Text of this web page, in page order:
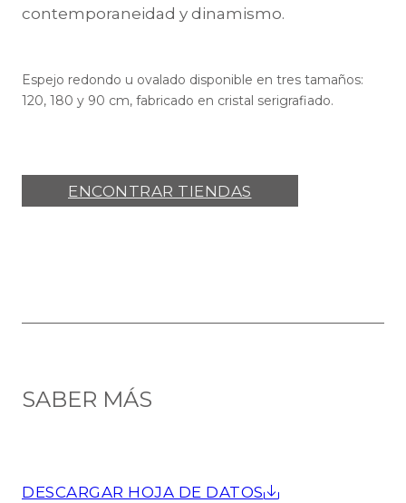
contemporaneidad y dinamismo.
Espejo redondo u ovalado disponible en tres tamaños:
120, 180 y 90 cm, fabricado en cristal serigrafiado.
ENCONTRAR TIENDAS
SABER MÁS
DESCARGAR HOJA DE DATOS